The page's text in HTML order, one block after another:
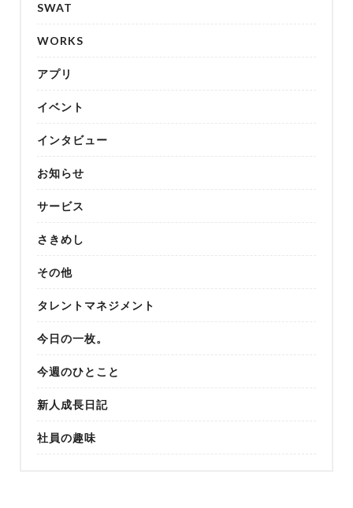
SWAT
WORKS
アプリ
イベント
インタビュー
お知らせ
サービス
さきめし
その他
タレントマネジメント
今日の一枚。
今週のひとこと
新人成長日記
社員の趣味